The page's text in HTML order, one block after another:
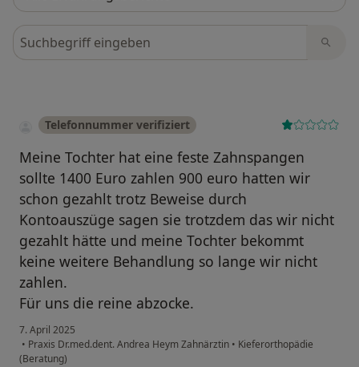
Bewertungen durchsuchen
Telefonnummer verifiziert
Meine Tochter hat eine feste Zahnspangen
sollte 1400 Euro zahlen 900 euro hatten wir
schon gezahlt trotz Beweise durch
Kontoauszüge sagen sie trotzdem das wir nicht
gezahlt hätte und meine Tochter bekommt
keine weitere Behandlung so lange wir nicht
zahlen.
Für uns die reine abzocke.
7. April 2025
• Praxis Dr.med.dent. Andrea Heym Zahnärztin • Kieferorthopädie
(Beratung)